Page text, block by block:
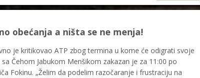
obećanja a ništa se ne menja!
je kritikovao ATP zbog termina u kome će odigrati svoje
Čehom Jabukom Menšikom zakazan je za 11:00 po
Fokinu. „Želim da podelim razočaranje i frustraciju na